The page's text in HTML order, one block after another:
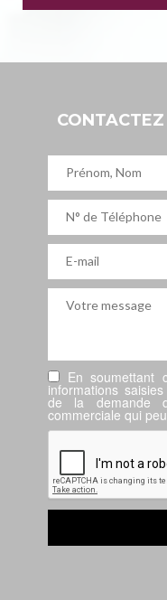
En soumettant
informations
de la demande
commerciale qui